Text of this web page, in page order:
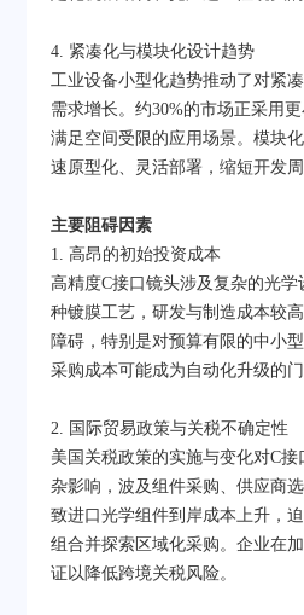
4. 紧凑化与模块化设计趋势
工业设备小型化趋势推动了对紧
需求增长。约30%的市场正采用
满足空间受限的应用场景。模块
速原型化、灵活部署，缩短开发周
主要阻碍因素
1. 高昂的初始投资成本
高精度C接口镜头涉及复杂的光
种镀膜工艺，研发与制造成本较
障碍，特别是对预算有限的中小
采购成本可能成为自动化升级的门
2. 国际贸易政策与关税不确定性
美国关税政策的实施与变化对C
杂影响，波及组件采购、供应商
致进口光学组件到岸成本上升，
组合并探索区域化采购。企业在
证以降低跨境关税风险。